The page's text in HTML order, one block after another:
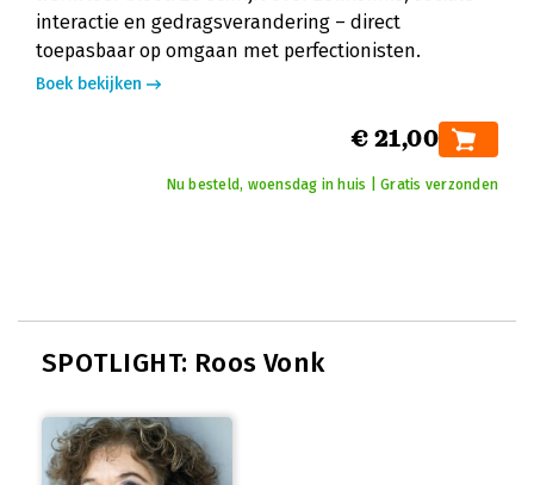
interactie en gedragsverandering – direct
toepasbaar op omgaan met perfectionisten.
Boek bekijken
€ 21,00
Nu besteld, woensdag in huis | Gratis verzonden
SPOTLIGHT: Roos Vonk